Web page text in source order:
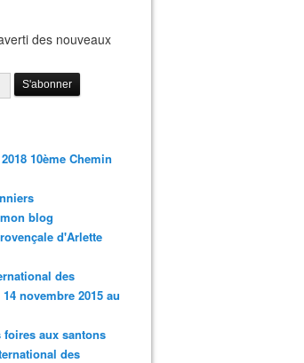
des nouveaux
10ème Chemin
blog
d'Arlette
des
novembre 2015 au
foires aux santons
des